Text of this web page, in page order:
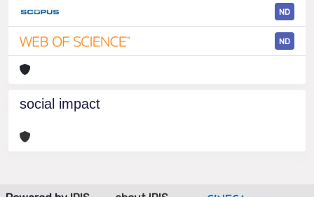
ND
ND
social impact